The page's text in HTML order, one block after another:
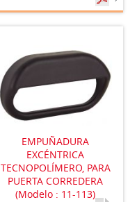
EMPUÑADURA
EXCÉNTRICA
TECNOPOLÍMERO, PARA
PUERTA CORREDERA
(Modelo : 11-113)